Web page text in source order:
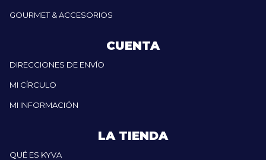
GOURMET & ACCESORIOS
CUENTA
DIRECCIONES DE ENVÍO
MI CÍRCULO
MI INFORMACIÓN
LA TIENDA
QUÉ ES KYVA